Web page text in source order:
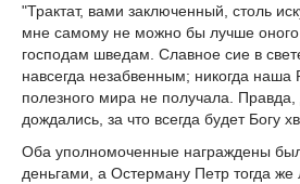
"Трактат, вами заключенный, столь
мне самому не можно бы лучше оного
господам шведам. Славное сие в
навсегда незабвенным; никогда наша
полезного мира не получала.
дождались, за что всегда будет Богу
Оба уполномоченные награждены
деньгами, а Остерману Петр тогда же